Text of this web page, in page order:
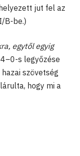
jut fel az
B-be.)
egytől egyig
s legyőzése
szövetség
hogy mi a